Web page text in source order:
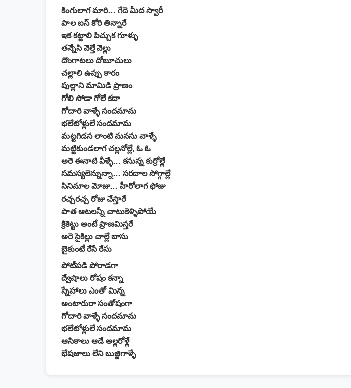
కింగులాగ మారి… గేదె మీద స్వారీ
పాల ఐస్ కోరి తిన్నారే
ఇక కట్టాలి పిచ్చుక గూళ్ళు
తన్నేసి వెల్తే వెల్లు
దొంగాటలు దోబూచులు
చల్లాలి ఉప్పు కారం
పుల్లాని మామిడి ప్రాణం
గోలి సోడా గోలే కదా
గోదారి వాళ్ళే సందమామ
భలేటోళ్లులే సందమామ
మట్టగిడస లాంటి మనసు వాళ్ళే
మట్టికుండలాగ చల్లనోల్లే, ఓ ఓ
అరె ఈనాటి వీళ్ళే… కసున్న కుర్రోల్లే
సమస్యలెన్నున్నా… సరదాల సోగ్గాల్లే
సినిమాల మోజు… హీరోలాగ ఫోజు
రచ్చరచ్చ రోజు చేస్తారే
పాత ఆటలన్నీ చాటుకెళ్ళిపోయే
క్రికెట్టు అంటే ప్రాణమిస్తరే
అరె సైకిల్లు చాల్లే బాసు
బైకుంటే రేసే రేసు
పోటీపడి పోరాడగా
ద్వేషాలు రోషం కన్నా
స్నేహాలు ఎంతో మిన్న
అంటారురా సంతోషంగా
గోదారి వాళ్ళే సందమామ
భలేటోళ్లులే సందమామ
ఆసికాలు ఆడే అల్లరోళ్లే
భేషజాలు లేని బుజ్జిగాళ్ళే